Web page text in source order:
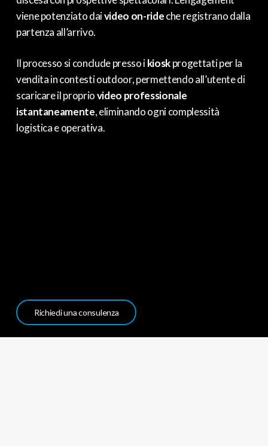
viene potenziato daivideo on-rideche registrano dalla
partenza all’arrivo.
Il processo si conclude presso ikioskprogettati per la
vendita in contesti outdoor, permettendo all’utente di
scaricare il propriovideo professionale
istantaneamente, eliminando ogni complessità
logistica e operativa.
Richiedi una consulenza